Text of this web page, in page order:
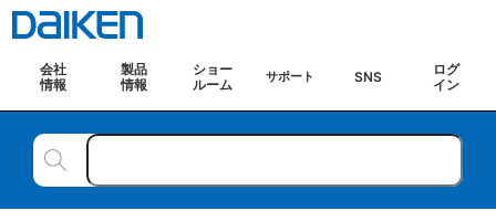
会社
情報
製品
情報
ショー
ルーム
サポート SNS
ログ
イン